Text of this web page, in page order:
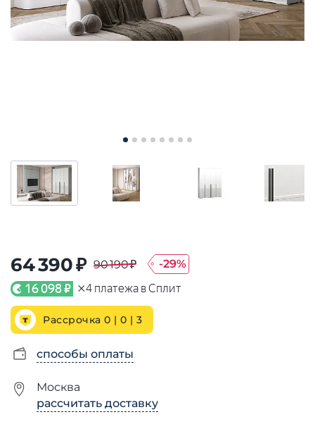
64 390 ₽ 90 190 ₽ -29%
16 098 ₽ ×4 платежа в Сплит
Рассрочка 0 | 0 | 3
способы оплаты
Москва
рассчитать доставку